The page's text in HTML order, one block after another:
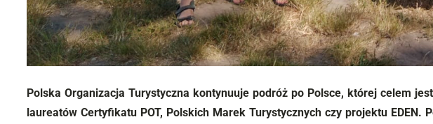
Polska Organizacja Turystyczna kontynuuje podróż po Polsce, której celem
laureatów Certyfikatu POT, Polskich Marek Turystycznych czy projektu